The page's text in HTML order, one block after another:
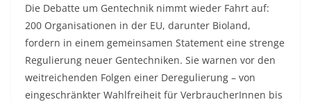
Die Debatte um Gentechnik nimmt wieder Fahrt auf:
200 Organisationen in der EU, darunter Bioland,
fordern in einem gemeinsamen Statement eine strenge
Regulierung neuer Gentechniken. Sie warnen vor den
weitreichenden Folgen einer Deregulierung – von
eingeschränkter Wahlfreiheit für VerbraucherInnen bis